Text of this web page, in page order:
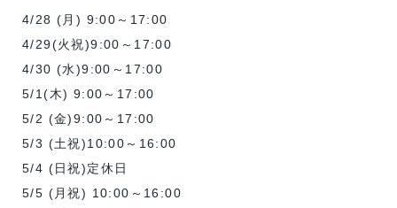
4/28 (月) 9:00～17:00
4/29(火祝)9:00～17:00
4/30 (水)9:00～17:00
5/1(木) 9:00～17:00
5/2 (金)9:00～17:00
5/3 (土祝)10:00～16:00
5/4 (日祝)定休日
5/5 (月祝) 10:00～16:00